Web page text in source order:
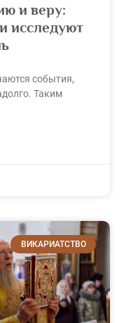
и веру:
исследуют
события,
Таким
ВИКАРИАТСТВО